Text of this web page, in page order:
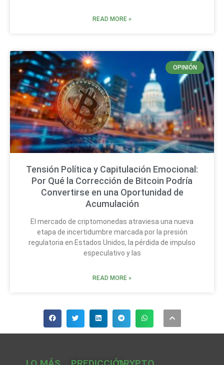
READ MORE »
OPINIÓN
Tensión Política y Capitulación Emocional:
Por Qué la Corrección de Bitcoin Podría
Convertirse en una Oportunidad de
Acumulación
El mercado de criptomonedas atraviesa una nueva
etapa de incertidumbre marcada por la presión
regulatoria en Estados Unidos, la pérdida de impulso
especulativo y las
READ MORE »